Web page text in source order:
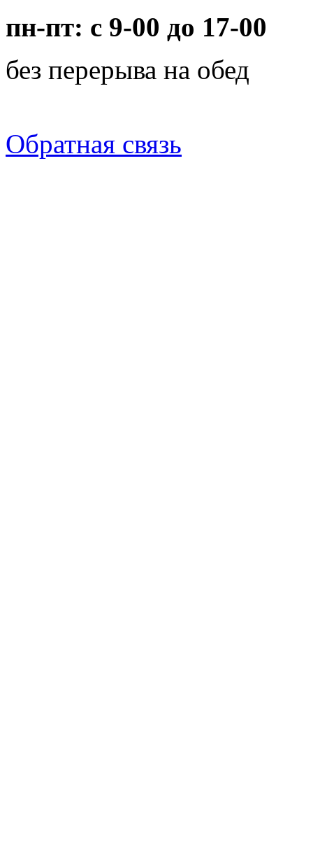
пн-пт: с 9-00 до 17-00
без перерыва на обед
Обратная связь